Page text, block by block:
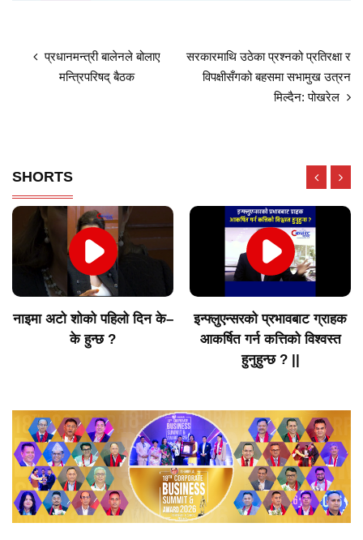
प्रधानमन्त्री बालेनले बोलाए
मन्त्रिपरिषद् बैठक
सरकारमाथि उठेका प्रश्नको प्रतिरक्षा र
विपक्षीसँगको बहसमा सभामुख उत्रन
मिल्दैन: पोखरेल
SHORTS
नाइमा अटो शोको पहिलो दिन के–
के हुन्छ ?
इन्फ्लुएन्सरको प्रभावबाट ग्राहक
आकर्षित गर्न कत्तिको विश्वस्त
हुनुहुन्छ ? ||